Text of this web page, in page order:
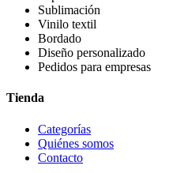
Sublimación
Vinilo textil
Bordado
Diseño personalizado
Pedidos para empresas
Tienda
Categorías
Quiénes somos
Contacto